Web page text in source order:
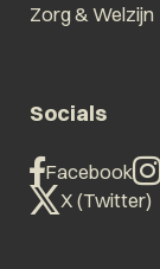
Zorg & Welzijn
Socials
Facebook
X (Twitter)